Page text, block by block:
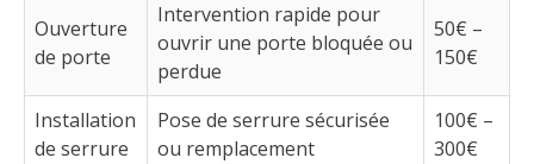
Ouverture
de porte
Intervention rapide pour
ouvrir une porte bloquée ou
perdue
50€ –
150€
Installation
de serrure
Pose de serrure sécurisée
ou remplacement
100€ –
300€